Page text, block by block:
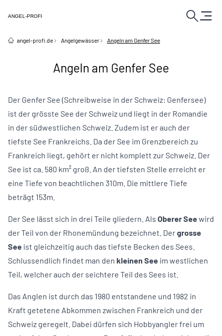
ANGEL-PROFI
angel-profi.de Angelgewässer Angeln am Genfer See
Angeln am Genfer See
Der Genfer See (Schreibweise in der Schweiz: Genfersee)
ist der grösste See der Schweiz und liegt in der Romandie
in der südwestlichen Schweiz. Zudem ist er auch der
tiefste See Frankreichs . Da der See im Grenzbereich zu
Frankreich liegt, gehört er nicht komplett zur Schweiz. Der
See ist ca. 580 km² groß. An der tiefsten Stelle erreicht er
eine Tiefe von beachtlichen 310m. Die mittlere Tiefe
beträgt 153m.
Der See lässt sich in drei Teile gliedern. Als Oberer See wird
der Teil von der Rhonemündung bezeichnet. Dergrosse
See ist gleichzeitig auch das tiefste Becken des Sees.
Schlussendlich findet man den kleinen See im westlichen
Teil, welcher auch der seichtere Teil des Sees ist.
Das Anglen ist durch das 1980 entstandene und 1982 in
Kraft getetene Abkommen zwischen Frankreich und der
Schweiz geregelt. Dabei dürfen sich Hobbyangler frei um